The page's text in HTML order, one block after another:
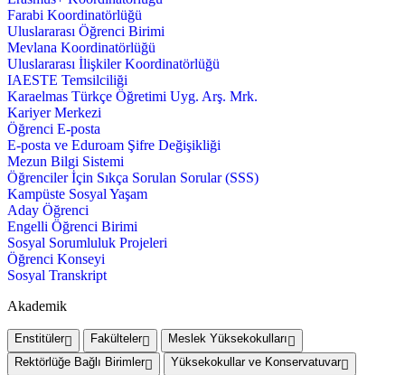
Farabi Koordinatörlüğü
Uluslararası Öğrenci Birimi
Mevlana Koordinatörlüğü
Uluslararası İlişkiler Koordinatörlüğü
IAESTE Temsilciliği
Karaelmas Türkçe Öğretimi Uyg. Arş. Mrk.
Kariyer Merkezi
Öğrenci E-posta
E-posta ve Eduroam Şifre Değişikliği
Mezun Bilgi Sistemi
Öğrenciler İçin Sıkça Sorulan Sorular (SSS)
Kampüste Sosyal Yaşam
Aday Öğrenci
Engelli Öğrenci Birimi
Sosyal Sorumluluk Projeleri
Öğrenci Konseyi
Sosyal Transkript
Akademik
Enstitüler Fakülteler
Meslek Yüksekokulları
Rektörlüğe Bağlı Birimler
Yüksekokullar ve Konservatuvar